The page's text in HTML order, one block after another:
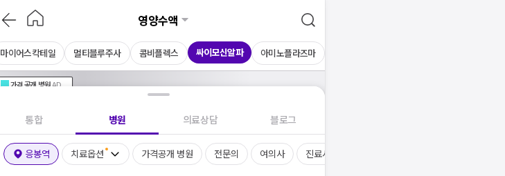
영양수액
마이어스칵테일 멀티블루주사 콤비플렉스 싸이모신알파 아미노플라즈마
가격공개 병원AD
통합 병원 의료상담 블로그
응봉역 치료옵션 가격공개 병원 전문의 여의사 진료시간